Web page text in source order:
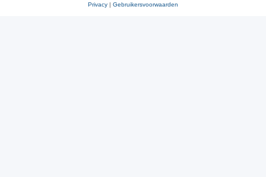
Privacy | Gebruikersvoorwaarden